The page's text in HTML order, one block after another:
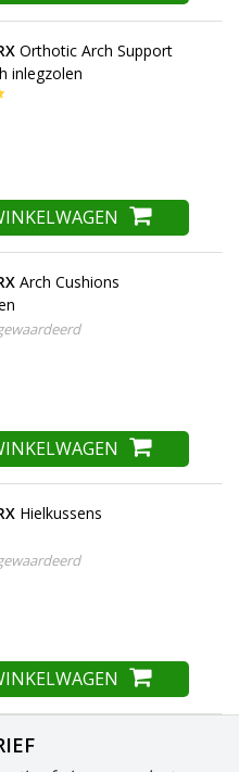
Orthotic Arch Support
inlegzolen
Arch Cushions
Hielkussens